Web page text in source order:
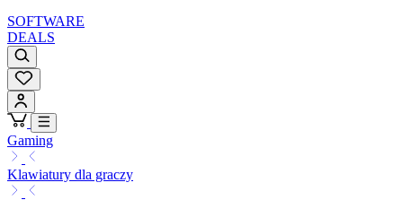
SOFTWARE
DEALS
Gaming
Klawiatury dla graczy